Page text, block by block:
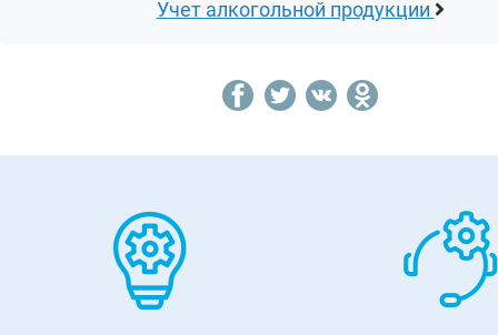
Учет алкогольной продукции